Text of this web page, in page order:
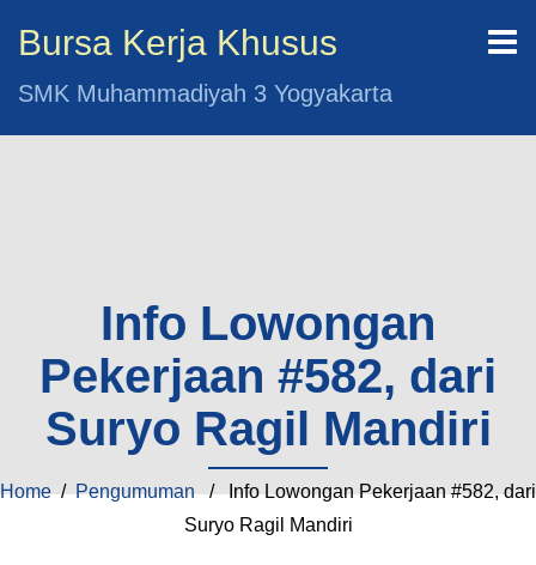
Bursa Kerja Khusus
SMK Muhammadiyah 3 Yogyakarta
Info Lowongan
Pekerjaan #582, dari
Suryo Ragil Mandiri
Home/Pengumuman/ Info Lowongan Pekerjaan #582, dari
Suryo Ragil Mandiri